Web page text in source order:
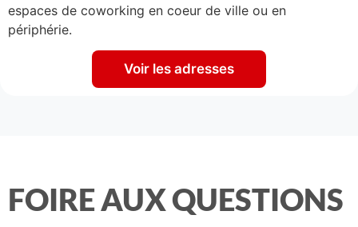
espaces de coworking en coeur de ville ou en
périphérie.
Voir les adresses
FOIRE AUX QUESTIONS